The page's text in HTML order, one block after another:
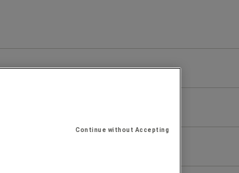
Continue without Accepting